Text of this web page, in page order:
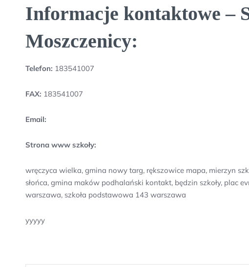
Informacje kontaktowe –
Moszczenicy:
Telefon: 183541007
FAX: 183541007
Email:
Strona www szkoły:
wręczyca wielka, gmina nowy targ, rększowice mapa, mierzyn
słońca, gmina maków podhalański kontakt, będzin szkoły, plac
warszawa, szkoła podstawowa 143 warszawa
yyyyy